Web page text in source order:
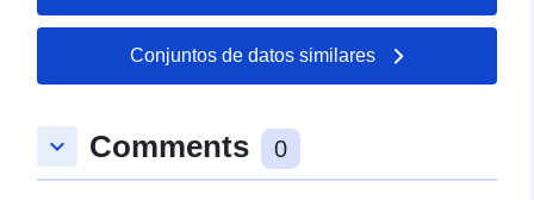
Conjuntos de datos similares
keyboard_arrow_down Comments 0